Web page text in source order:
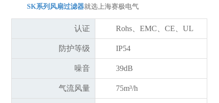
SK系列风扇过滤器就选上海赛极电气
认证 Rohs、EMC、CE、UL
防护等级 IP54
噪音 39dB
气流风量 75m³/h